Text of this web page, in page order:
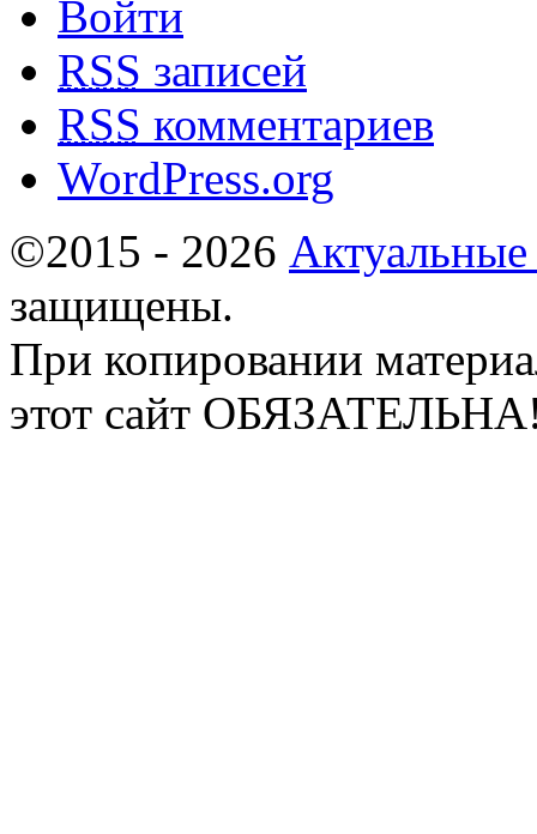
Войти
RSS записей
RSS комментариев
WordPress.org
©2015 - 2026
защищены.
При копировании
этот сайт